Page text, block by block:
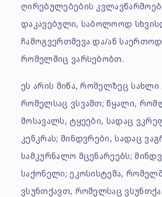
ღირებულებების
დაკავებული, საბოლოოდ
ჩამოგვერთმევა და/ან
რომელშიც ვარსებობთ.
ეს არის მიწა, რომელზეც
რომელსაც ვსვამთ; წყალი,
მოსავალს, ტყეები, სადაც
კენკრას; მინდვრები, სადაც
სამკურნალო მცენარეებს;
საქონელი; ეკოსისტემა,
ვსუნთქავთ, რომელსაც